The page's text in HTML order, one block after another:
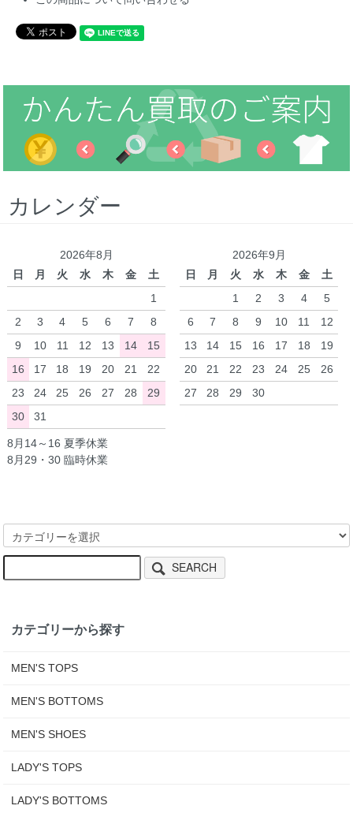
カレンダー
2026年8月
日
月 火 水 木 金
土
1
2
3 4 5 6 7
8
9
10 11 12 13 14
15
16
17 18 19 20 21
22
23
24 25 26 27 28
29
30
31
2026年9月
日
月 火 水 木 金
土
1
2 3 4
5
6
7 8 9 10 11
12
13
14 15 16 17 18
19
20
21 22 23 24 25
26
27
28 29 30
8月14～16 夏季休業
8月29・30 臨時休業
SEARCH
カテゴリーから探す
MEN'S TOPS
MEN'S BOTTOMS
MEN'S SHOES
LADY'S TOPS
LADY'S BOTTOMS